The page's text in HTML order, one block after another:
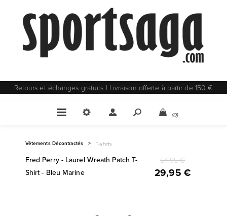
Retours et échanges gratuits | Livraison offerte à partir de 150 €
(0)
Vêtements Décontractés > T-shirts
Fred Perry - Laurel Wreath Patch T-
Shirt - Bleu Marine
54,95 €
29,95 €